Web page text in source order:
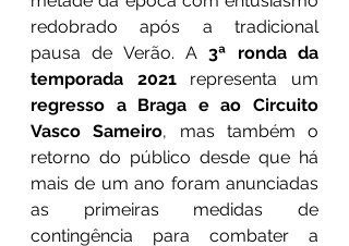
redobrado após a tradicional
pausa de Verão. A 3ª ronda da
temporada 2021
regresso a Braga e ao Circuito
Vasco Sameiro, mas também o
retorno do público desde que há
mais de um ano foram anunciadas
as primeiras medidas de
contingência para combater a